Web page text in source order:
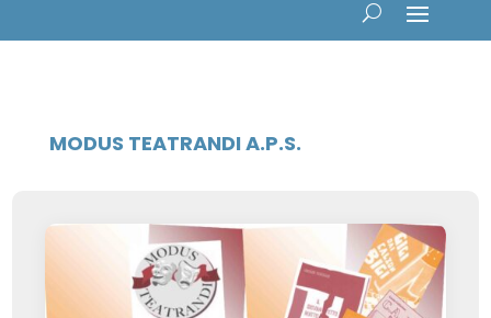
MODUS TEATRANDI A.P.S.